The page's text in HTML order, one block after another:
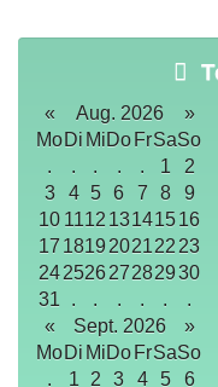
« Aug. 2026
»
MoDi MiDo FrSaSo
.
. . . . 1
2
3
4 5 6 7 8
9
10 1112 13141516
17 1819 202122 23
24252627282930
31
. . . . .
.
«
Sept. 2026
»
MoDi MiDo FrSaSo
.
1 2 3 4 5
6